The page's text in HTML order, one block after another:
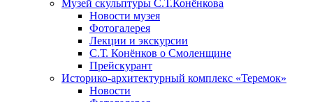
Музей скульптуры С.Т.Конёнкова
Новости музея
Фотогалерея
Лекции и экскурсии
С.Т. Конёнков о Смоленщине
Прейскурант
Историко-архитектурный комплекс «Теремок»
Новости